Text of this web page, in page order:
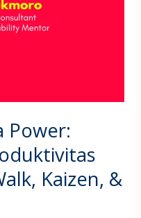
Power:
Kaizen, &